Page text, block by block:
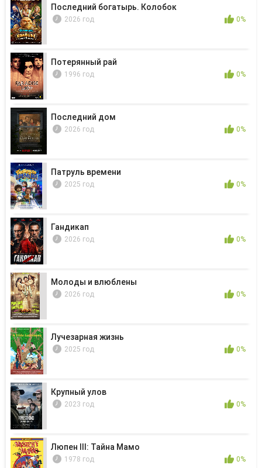
Последний богатырь. Колобок
2026 год 0%
Потерянный рай
1996 год 0%
Последний дом
2026 год 0%
Патруль времени
2025 год 0%
Гандикап
2026 год 0%
Молоды и влюблены
2026 год 0%
Лучезарная жизнь
2025 год 0%
Крупный улов
2023 год 0%
Люпен III: Тайна Мамо
1978 год 0%